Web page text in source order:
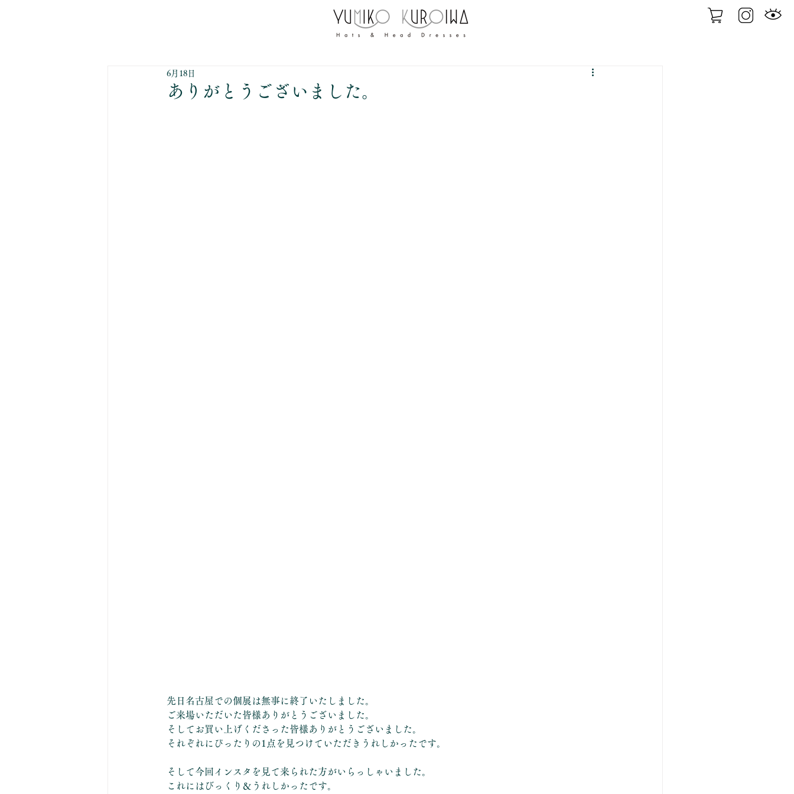
ありがとうございました。
6月18日
先日名古屋での個展は無事に終了いたしました。
ご来場いただいた皆様ありがとうございました。
そしてお買い上げくださった皆様ありがとうございました。
それぞれにぴったりの1点を見つけていただきうれしかったです。
そして今回インスタを見て来られた方がいらっしゃいました。
これにはびっくり＆うれしかったです。